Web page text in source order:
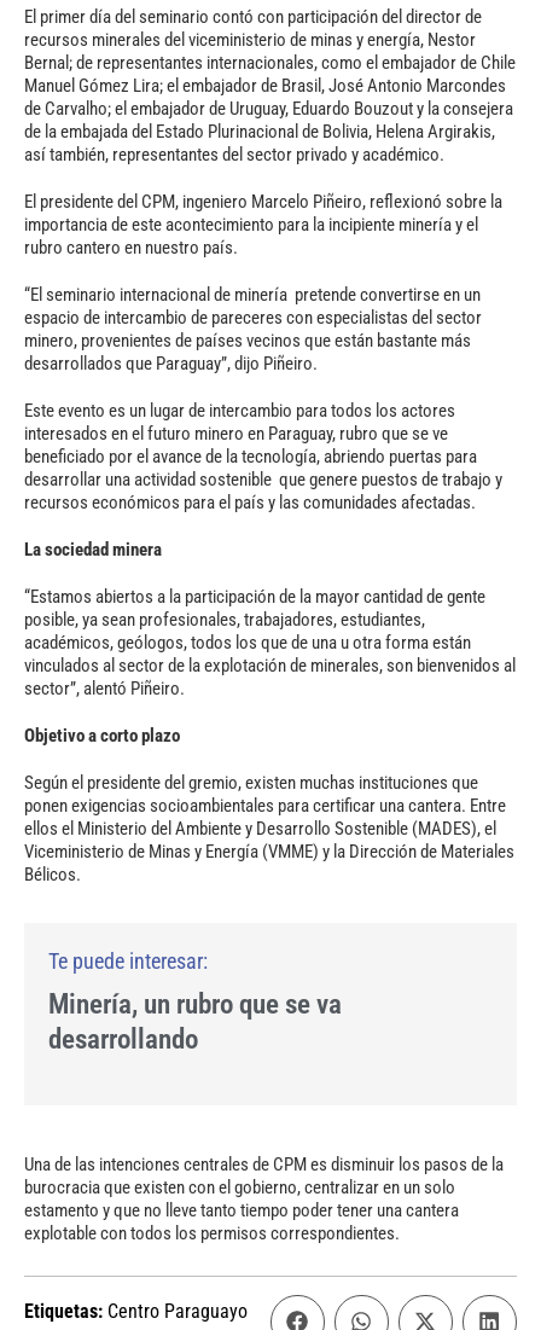
El primer día del seminario contó con participación del director de
recursos minerales del viceministerio de minas y energía, Nestor
Bernal; de representantes internacionales, como el embajador de Chile
Manuel Gómez Lira; el embajador de Brasil, José Antonio Marcondes
de Carvalho; el embajador de Uruguay, Eduardo Bouzout y la consejera
de la embajada del Estado Plurinacional de Bolivia, Helena Argirakis,
así también, representantes del sector privado y académico.
El presidente del CPM, ingeniero Marcelo Piñeiro, reflexionó sobre la
importancia de este acontecimiento para la incipiente minería y el
rubro cantero en nuestro país.
“El seminario internacional de minería pretende convertirse en un
espacio de intercambio de pareceres con especialistas del sector
minero, provenientes de países vecinos que están bastante más
desarrollados que Paraguay”, dijo Piñeiro.
Este evento es un lugar de intercambio para todos los actores
interesados en el futuro minero en Paraguay, rubro que se ve
beneficiado por el avance de la tecnología, abriendo puertas para
desarrollar una actividad sostenible que genere puestos de trabajo y
recursos económicos para el país y las comunidades afectadas.
La sociedad minera
“Estamos abiertos a la participación de la mayor cantidad de gente
posible, ya sean profesionales, trabajadores, estudiantes,
académicos, geólogos, todos los que de una u otra forma están
vinculados al sector de la explotación de minerales, son bienvenidos al
sector”, alentó Piñeiro.
Objetivo a corto plazo
Según el presidente del gremio, existen muchas instituciones que
ponen exigencias socioambientales para certificar una cantera. Entre
ellos el Ministerio del Ambiente y Desarrollo Sostenible (MADES), el
Viceministerio de Minas y Energía (VMME) y la Dirección de Materiales
Bélicos.
Minería, un rubro que se va
desarrollando
Una de las intenciones centrales de CPM es disminuir los pasos de la
burocracia que existen con el gobierno, centralizar en un solo
estamento y que no lleve tanto tiempo poder tener una cantera
explotable con todos los permisos correspondientes.
Etiquetas: Centro Paraguayo